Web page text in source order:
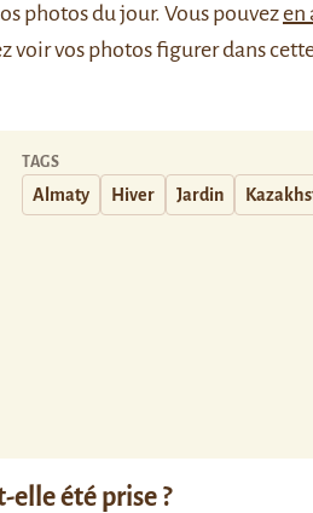
photos du jour. Vous pouvezen
voir vos photos figurer dans
TAGS
Almaty Hiver Jardin
été prise ?